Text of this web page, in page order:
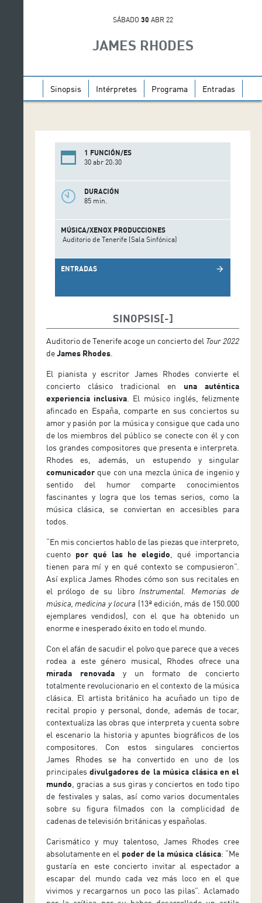
SÁBADO 30 ABR 22
JAMES RHODES
Sinopsis Intérpretes Programa Entradas
1 FUNCIÓN/ES
30 abr 20:30
DURACIÓN
85 min.
MÚSICA/XENOX PRODUCCIONES
Auditorio de Tenerife (Sala Sinfónica)
ENTRADAS arrow_forward
SINOPSIS
Auditorio de Tenerife acoge un concierto del Tour 2022
deJames Rhodes.
El pianista y escritor James Rhodes convierte el
concierto clásico tradicional en una auténtica
experiencia inclusiva . El músico inglés, felizmente
afincado en España, comparte en sus conciertos su
amor y pasión por la música y consigue que cada uno
de los miembros del público se conecte con él y con
los grandes compositores que presenta e interpreta.
Rhodes es, además, un estupendo y singular
comunicadorque con una mezcla única de ingenio y
sentido del humor comparte conocimientos
fascinantes y logra que los temas serios, como la
música clásica, se conviertan en accesibles para
todos.
“En mis conciertos hablo de las piezas que interpreto,
cuento por qué las he elegido , qué importancia
tienen para mí y en qué contexto se compusieron”.
Así explica James Rhodes cómo son sus recitales en
el prólogo de su libro Instrumental. Memorias de
música, medicina y locura (13ª edición, más de 150.000
ejemplares vendidos), con el que ha obtenido un
enorme e inesperado éxito en todo el mundo.
Con el afán de sacudir el polvo que parece que a veces
rodea a este género musical, Rhodes ofrece una
mirada renovaday un formato de concierto
totalmente revolucionario en el contexto de la música
clásica. El artista británico ha acuñado un tipo de
recital propio y personal, donde, además de tocar,
contextualiza las obras que interpreta y cuenta sobre
el escenario la historia y apuntes biográficos de los
compositores. Con estos singulares conciertos
James Rhodes se ha convertido en uno de los
principalesdivulgadores de la música clásica en el
mundo , gracias a sus giras y conciertos en todo tipo
de festivales y salas, así como varios documentales
sobre su figura filmados con la complicidad de
cadenas de televisión británicas y españolas.
Carismático y muy talentoso, James Rhodes cree
absolutamente en el poder de la música clásica: “Me
gustaría en este concierto invitar al espectador a
escapar del mundo cada vez más loco en el que
vivimos y recargarnos un poco las pilas”. Aclamado